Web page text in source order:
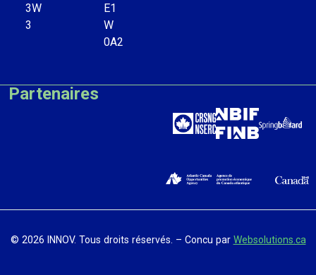
3W
3
E1
W
0A2
Partenaires
© 2026 INNOV. Tous droits réservés. – Concu par Websolutions.ca